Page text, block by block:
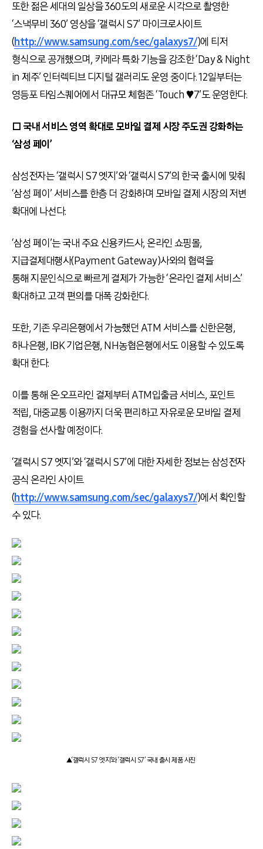
또한 젊은 세대의 일상을 360도의 새로운 시각으로 촬영한
‘스낵무비 360’ 영상을 ‘갤럭시 S7’ 마이크로사이트
(http://www.samsung.com/sec/galaxys7/)에 티저
형식으로 공개했으며, 카메라 특화 기능을 강조한 ‘Day & Night
in 제주’ 인터렉티브 디지털 갤러리도 운영 중이다. 12일부터는
영등포 타임스퀘어에서 대규모 체험존 ‘Touch ♥7’도 운영한다.
□ 국내 서비스 영역 확대로 모바일 결제 시장 주도권 강화하는
‘삼성 페이’
삼성전자는 ‘갤럭시 S7 엣지’와 ‘갤럭시 S7’의 한국 출시에 맞춰
‘삼성 페이’ 서비스를 한층 더 강화하며 모바일 결제 시장의 저변
확대에 나선다.
‘삼성 페이’는 국내 주요 신용카드사, 온라인 쇼핑몰,
지급결제대행사(Payment Gateway)사와의 협력을
통해 지문인식으로 빠르게 결제가 가능한 ‘온라인 결제 서비스’
확대하고 고객 편의를 대폭 강화한다.
또한, 기존 우리은행에서 가능했던 ATM 서비스를 신한은행,
하나은행, IBK 기업은행, NH농협은행에서도 이용할 수 있도록
확대 한다.
이를 통해 온·오프라인 결제부터 ATM입출금 서비스, 포인트
적립, 대중교통 이용까지 더욱 편리하고 자유로운 모바일 결제
경험을 선사할 예정이다.
‘갤럭시 S7 엣지’와 ‘갤럭시 S7’에 대한 자세한 정보는 삼성전자
공식 온라인 사이트
(http://www.samsung.com/sec/galaxys7/)에서 확인할
수 있다.
▲‘갤럭시 S7 엣지’와 ‘갤럭시 S7’ 국내 출시 제품 사진